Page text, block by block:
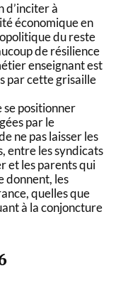
d’inciter à
économique en
du reste
de résilience
enseignant est
par cette grisaille
se positionner
par le
ne pas laisser les
entre les syndicats
et les parents qui
donnent, les
quelles que
à la conjoncture